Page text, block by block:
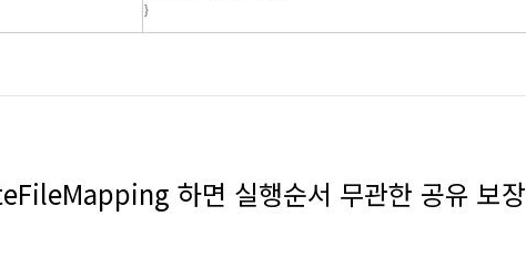
}
하면 실행순서 무관한 공유 보장